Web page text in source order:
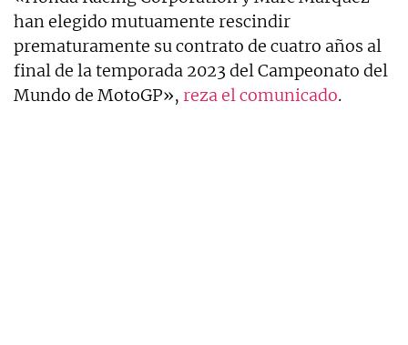
han elegido mutuamente rescindir
prematuramente su contrato de cuatro años al
final de la temporada 2023 del Campeonato del
Mundo de MotoGP», reza el comunicado.